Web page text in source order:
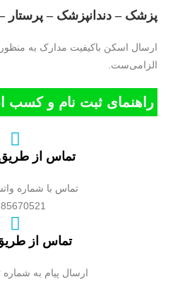
پزشک – دندانپزشک – پرستار –
ارسال اسکن باکیفیت مدارک به
الزامی‌ست.
راهنمای ثبت نام و کسب
تماس از
تماس با شماره
تماس از
ارسال پیام به شماره